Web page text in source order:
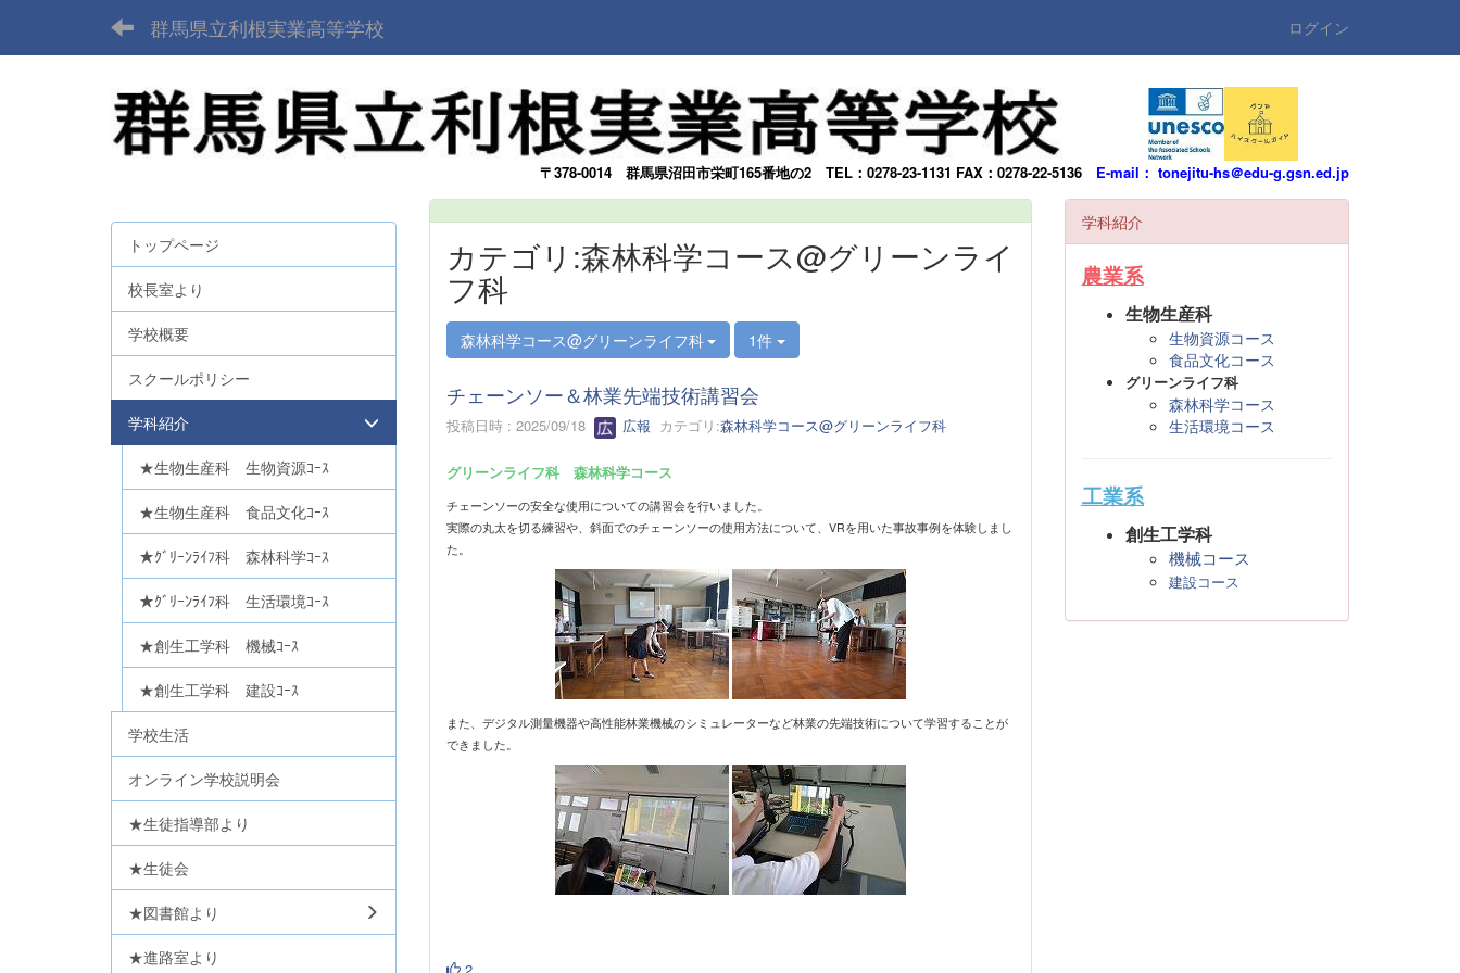
群馬県立利根実業高等学校 ログイン
〒378-0014 群馬県沼田市栄町165番地の2 TEL：0278-23-1131 FAX：0278-22-5136 E-mail： tonejitu-hs＠edu-g.gsn.ed.jp
カテゴリ:森林科学コース@グリーンライ
フ科
森林科学コース@グリーンライフ科 1件
チェーンソー＆林業先端技術講習会
投稿日時 : 2025/09/18 広報 カテゴリ:森林科学コース@グリーンライフ科
グリーンライフ科 森林科学コース
チェーンソーの安全な使用についての講習会を行いました。
実際の丸太を切る練習や、斜面でのチェーンソーの使用方法について、VRを用いた事故事例を体験しまし
た。
また、デジタル測量機器や高性能林業機械のシミュレーターなど林業の先端技術について学習することが
できました。
2
トップページ
校長室より
学校概要
スクールポリシー
学科紹介
★生物生産科 生物資源ｺｰｽ
★生物生産科 食品文化ｺｰｽ
★ｸﾞﾘｰﾝﾗｲﾌ科 森林科学ｺｰｽ
★ｸﾞﾘｰﾝﾗｲﾌ科 生活環境ｺｰｽ
★創生工学科 機械ｺｰｽ
★創生工学科 建設ｺｰｽ
学校生活
オンライン学校説明会
★生徒指導部より
★生徒会
★図書館より
★進路室より
学科紹介
農業系
生物生産科
生物資源コース
食品文化コース
グリーンライフ科
森林科学コース
生活環境コース
工業系
創生工学科
機械コース
建設コース